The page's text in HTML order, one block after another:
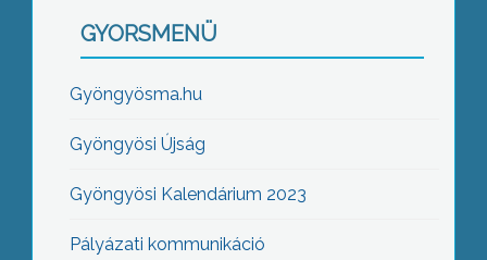
GYORSMENÜ
Gyöngyösma.hu
Gyöngyösi Újság
Gyöngyösi Kalendárium 2023
Pályázati kommunikáció